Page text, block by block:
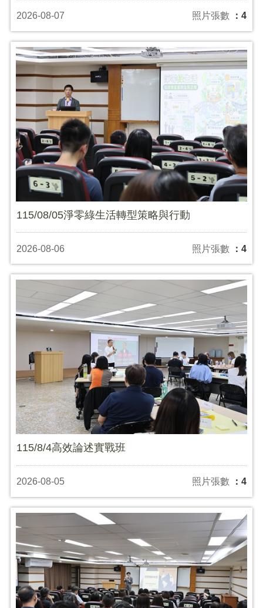
2026-08-07 照片張數 ：4
115/08/05淨零綠生活轉型策略與行動
2026-08-06 照片張數 ：4
115/8/4高效論述實戰班
2026-08-05 照片張數 ：4